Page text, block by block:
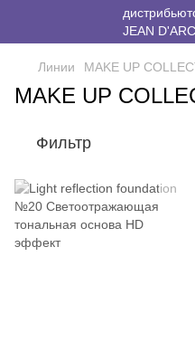
Линии MAKE UP
MAKE UP
Фильтр